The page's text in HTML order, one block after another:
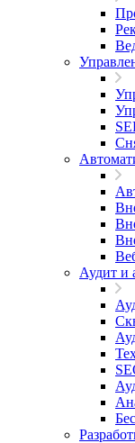
Аудит и